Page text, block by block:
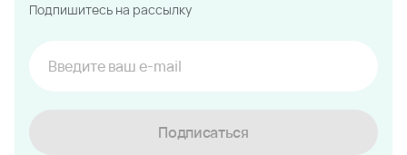
Подпишитесь на рассылку
Подписаться